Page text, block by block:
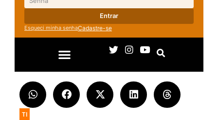
Entrar
Esqueci minha senhaCadastre-se
TI